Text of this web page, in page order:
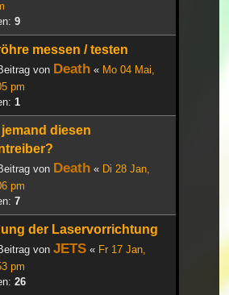
9
messen / testen
von Death « Mo 04 Mai,
pm
1
diesen
von Death « Di 28 Jan,
pm
7
der Laservorrichtung
von JETS « Fr 17 Jan,
pm
26